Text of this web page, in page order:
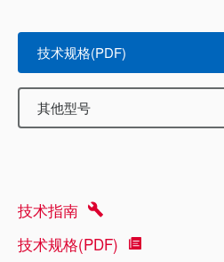
技术规格(PDF)
其他型号
技术指南
技术规格(PDF)